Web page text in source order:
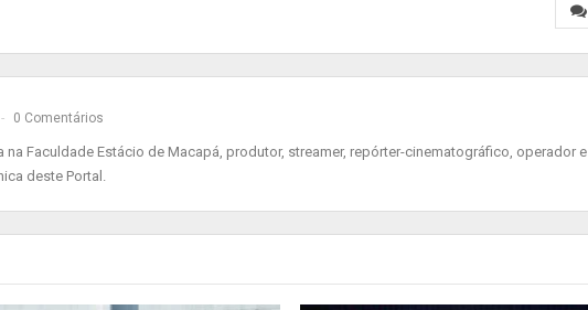
0 Comentários
Faculdade Estácio de Macapá, produtor, streamer, repórter-cinematográfico, operador e
deste Portal.